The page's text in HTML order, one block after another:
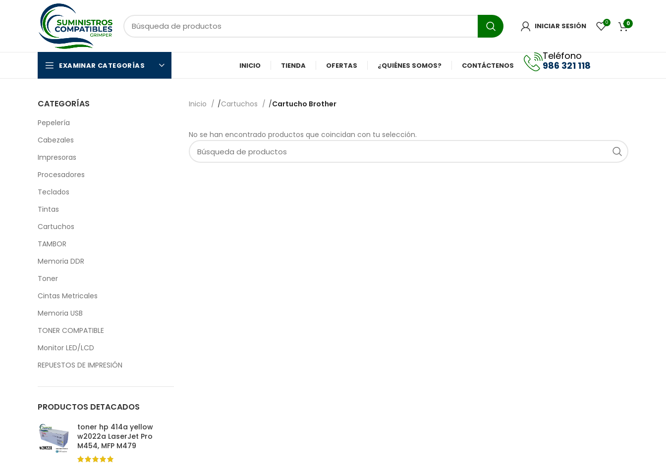
INICIAR SESIÓN 0 0
EXAMINAR CATEGORÍAS INICIO TIENDA OFERTAS ¿QUIÉNES SOMOS? CONTÁCTENOS
Teléfono
986 321 118
CATEGORÍAS
Pepelería
Cabezales
Impresoras
Procesadores
Teclados
Tintas
Cartuchos
TAMBOR
Memoria DDR
Toner
Cintas Metricales
Memoria USB
TONER COMPATIBLE
Monitor LED/LCD
REPUESTOS DE IMPRESIÓN
PRODUCTOS DETACADOS
toner hp 414a yellow
w2022a LaserJet Pro
M454, MFP M479
Inicio Cartuchos Cartucho Brother
No se han encontrado productos que coincidan con tu selección.